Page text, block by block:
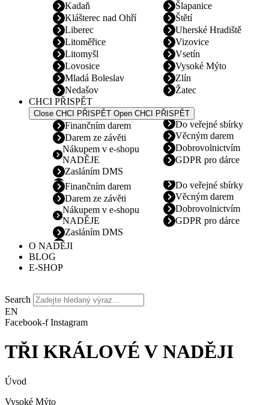
Kadaň
Klášterec nad Ohří
Liberec
Litoměřice
Litomyšl
Lovosice
Mladá Boleslav
Nedašov
Šlapanice
Štětí
Uherské Hradiště
Vizovice
Vsetín
Vysoké Mýto
Zlín
Žatec
CHCI PŘISPĚT
Close CHCI PŘISPĚT Open CHCI PŘISPĚT
Finančním darem
Darem ze závěti
Nákupem v e-shopu
NADĚJE
Zasláním DMS
Do veřejné sbírky
Věcným darem
Dobrovolnictvím
GDPR pro dárce
Finančním darem
Darem ze závěti
Nákupem v e-shopu
NADĚJE
Zasláním DMS
Do veřejné sbírky
Věcným darem
Dobrovolnictvím
GDPR pro dárce
O NADĚJI
BLOG
E-SHOP
Search
EN
Facebook-f Instagram
TŘI KRÁLOVÉ V NADĚJI
Úvod
Vysoké Mýto